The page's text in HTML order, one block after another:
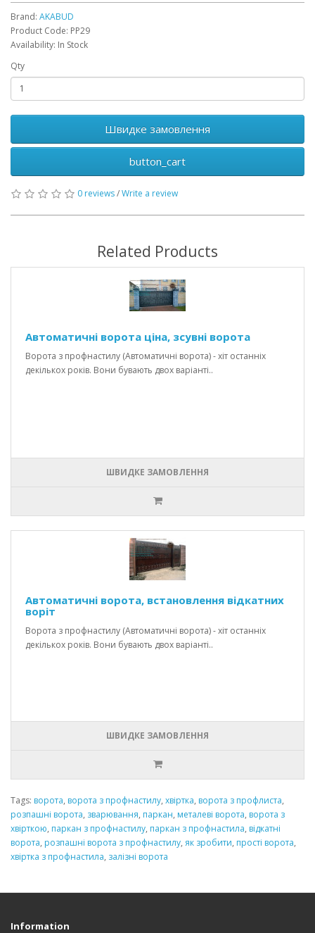
Brand: AKABUD
Product Code: PP29
Availability: In Stock
Qty
Швидке замовлення
button_cart
0 reviews/Write a review
Related Products
Автоматичні ворота ціна, зсувні ворота
Ворота з профнастилу (Автоматичні ворота) - хіт останніх
декількох років. Вони бувають двох варіанті..
ШВИДКЕ ЗАМОВЛЕННЯ
Автоматичні ворота, встановлення відкатних
воріт
Ворота з профнастилу (Автоматичні ворота) - хіт останніх
декількох років. Вони бувають двох варіанті..
ШВИДКЕ ЗАМОВЛЕННЯ
Tags: ворота, ворота з профнастилу, хвіртка, ворота з профлиста,
розпашні ворота, зварювання, паркан, металеві ворота, ворота з
хвірткою, паркан з профнастилу, паркан з профнастила, відкатні
ворота, розпашні ворота з профнастилу, як зробити, прості ворота,
хвіртка з профнастила, залізні ворота
Information